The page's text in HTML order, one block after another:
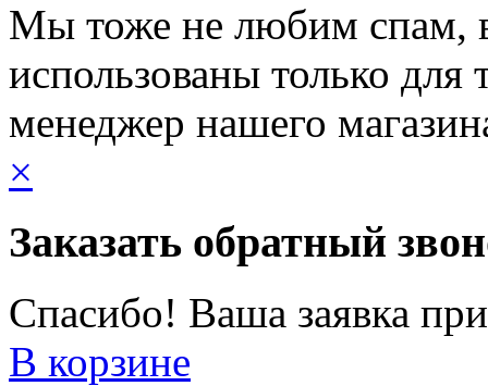
Мы тоже не любим спам,
использованы только для
менеджер нашего
×
Заказать обратный
Спасибо! Ваша заявка
В корзине